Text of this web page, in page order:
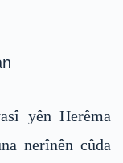
yên Herêma
nerînên cûda